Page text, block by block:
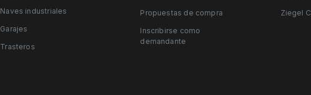
Naves industriales
Garajes
Trasteros
Propuestas de compra
Inscribirse como
demandante
Ziegel